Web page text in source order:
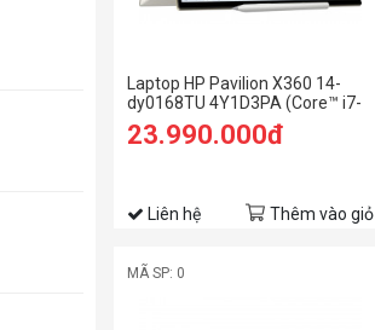
Laptop HP Pavilion X360 14-
dy0168TU 4Y1D3PA (Core™ i7-
1165G7 | 8GB | 512GB | Intel®
Iris® Xe | 14 inch FHD | Win 11 |
23.990.000đ
Liên hệ Thêm vào giỏ
MÃ SP: 0